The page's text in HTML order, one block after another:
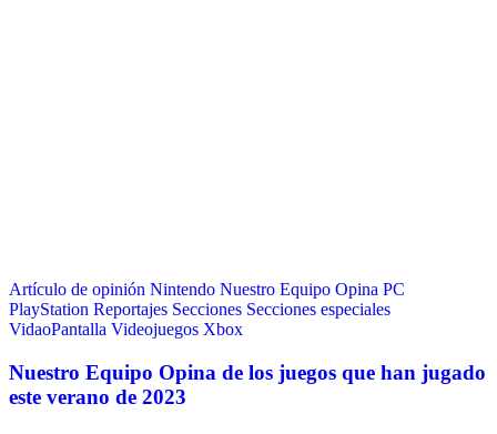
Artículo de opinión Nintendo Nuestro Equipo Opina PC
PlayStation Reportajes Secciones Secciones especiales
VidaoPantalla Videojuegos Xbox
Nuestro Equipo Opina de los juegos que han jugado
este verano de 2023